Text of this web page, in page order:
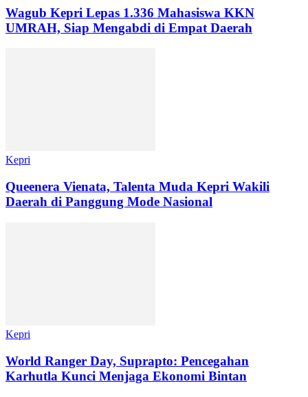
Wagub Kepri Lepas 1.336 Mahasiswa KKN
UMRAH, Siap Mengabdi di Empat Daerah
Kepri
Queenera Vienata, Talenta Muda Kepri Wakili
Daerah di Panggung Mode Nasional
Kepri
World Ranger Day, Suprapto: Pencegahan
Karhutla Kunci Menjaga Ekonomi Bintan